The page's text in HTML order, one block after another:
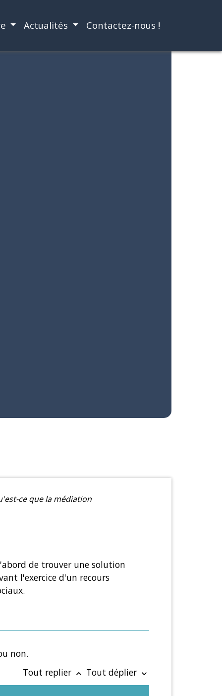
Actualités Contactez-nous !
ce que la médiation
de trouver une solution
l'exercice d'un recours
non.
Tout replier keyboard_arrow_up Tout déplier keyboard_arrow_down